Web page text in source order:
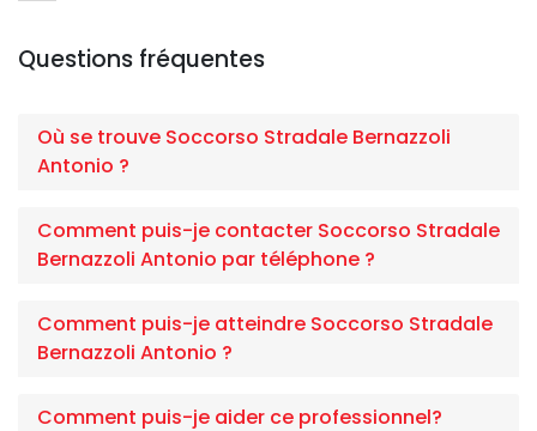
Questions fréquentes
Où se trouve Soccorso Stradale Bernazzoli
Antonio ?
Comment puis-je contacter Soccorso Stradale
Bernazzoli Antonio par téléphone ?
Comment puis-je atteindre Soccorso Stradale
Bernazzoli Antonio ?
Comment puis-je aider ce professionnel?